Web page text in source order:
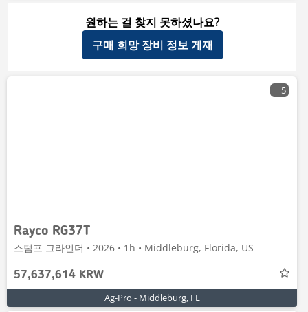
원하는 걸 찾지 못하셨나요?
구매 희망 장비 정보 게재
5
Rayco RG37T
스텀프 그라인더 • 2026 • 1h • Middleburg, Florida, US
57,637,614 KRW
Ag-Pro - Middleburg, FL